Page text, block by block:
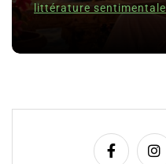
littérature sentimentale